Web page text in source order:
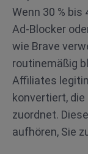
Wenn 30 %
Ad-Blocker
wie Brave
routinemäßig
Affiliates
konvertiert,
zuordnet.
aufhören, Sie